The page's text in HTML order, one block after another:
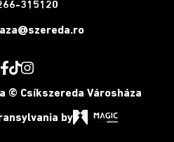
315120
© Csíkszereda Városháza
by